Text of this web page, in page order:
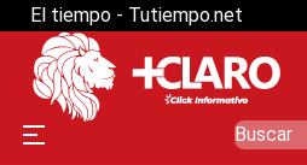
El tiempo - Tutiempo.net